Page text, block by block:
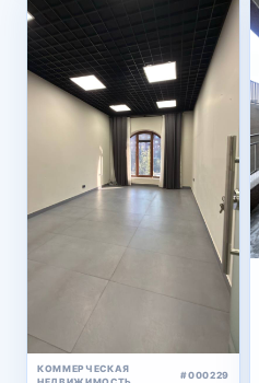
КОММЕРЧЕСКАЯ
НЕДВИЖИМОСТЬ
#000229